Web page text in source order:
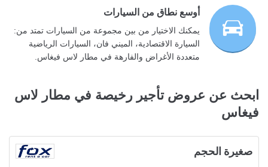
أوسع نطاق من السيارات
يمكنك الاختيار من بين مجموعة من السيارات تمتد من:
السيارة الاقتصادية، الميني فان، السيارات الرياضية
متعددة الأغراض والفارهة في مطار لاس فيغاس.
ابحث عن عروض تأجير رخيصة في مطار لاس
فيغاس
صغيرة الحجم